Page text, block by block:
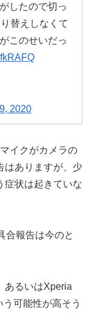
したので切っ
替えしなくて
このせいだっ
2020
イクがカメラの
はありますが、少
症状は起きていな
合報告は今のと
あるいはXperia
可能性が高そう